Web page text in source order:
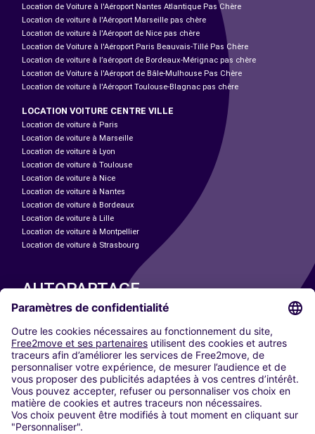
Location de Voiture à l'Aéroport Nantes Atlantique Pas Chère
Location de voiture à l'Aéroport Marseille pas chère
Location de voiture à l'Aéroport de Nice pas chère
Location de Voiture à l'Aéroport Paris Beauvais-Tillé Pas Chère
Location de voiture à l’aéroport de Bordeaux-Mérignac pas chère
Location de Voiture à l'Aéroport de Bâle-Mulhouse Pas Chère
Location de voiture à l'Aéroport Toulouse-Blagnac pas chère
LOCATION VOITURE CENTRE VILLE
Location de voiture à Paris
Location de voiture à Marseille
Location de voiture à Lyon
Location de voiture à Toulouse
Location de voiture à Nice
Location de voiture à Nantes
Location de voiture à Bordeaux
Location de voiture à Lille
Location de voiture à Montpellier
Location de voiture à Strasbourg
AUTOPARTAGE
Paris
Madrid
Washington DC
Milan
Rome
Turin
Vienne
Berlin